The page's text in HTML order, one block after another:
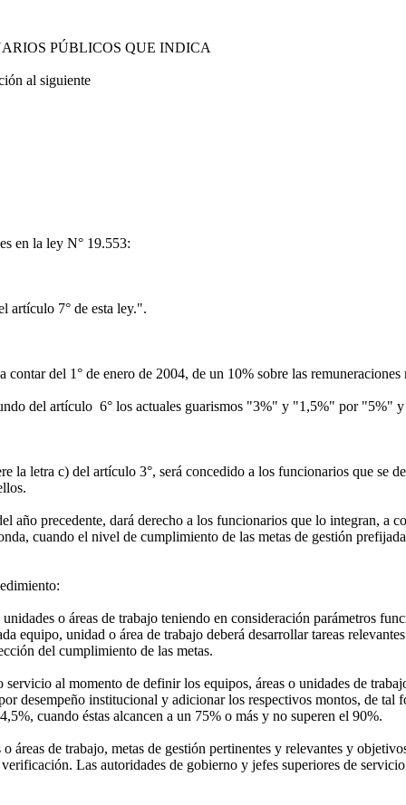
PÚBLICOS QUE INDICA
al siguiente
en la ley N° 19.553:
artículo 7° de esta ley.".
del 1° de enero de 2004, de un 10% sobre las
del artículo 6° los actuales guarismos "3%" y "1,5%" por "5%"
letra c) del artículo 3°, será concedido a los funcionarios que se
precedente, dará derecho a los funcionarios que lo integran, a
cuando el nivel de cumplimiento de las metas de gestión
o áreas de trabajo teniendo en consideración parámetros
equipo, unidad o área de trabajo deberá desarrollar tareas
del cumplimiento de las metas.
al momento de definir los equipos, áreas o unidades de
desempeño institucional y adicionar los respectivos montos, de tal
cuando éstas alcancen a un 75% o más y no superen el 90%.
de trabajo, metas de gestión pertinentes y relevantes y
Las autoridades de gobierno y jefes superiores de